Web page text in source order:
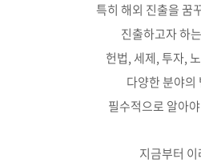
특히 해외 진출을 꿈
진출하고자 하
헌법, 세제, 투자,
다양한 분야의
필수적으로 알아
지금부터